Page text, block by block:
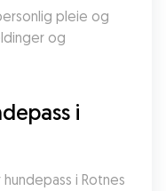
pleie og
og
i
i Rotnes